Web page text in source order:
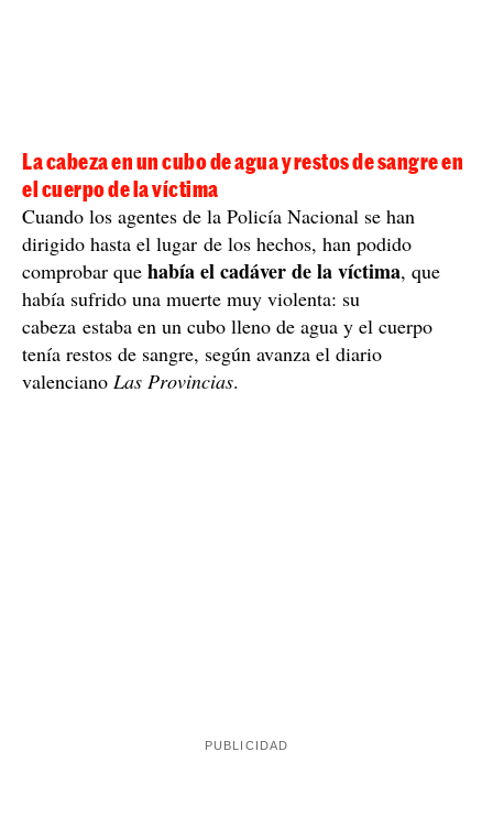
La cabeza en un cubo de agua y restos de sangre en
el cuerpo de la víctima
Cuando los agentes de la Policía Nacional se han
dirigido hasta el lugar de los hechos, han podido
comprobar que había el cadáver de la víctima, que
había sufrido una muerte muy violenta: su
cabeza estaba en un cubo lleno de agua y el cuerpo
tenía restos de sangre, según avanza el diario
valenciano Las Provincias.